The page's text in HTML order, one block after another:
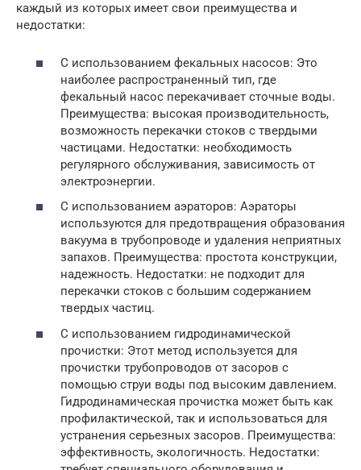
каждый из которых имеет свои преимущества и
недостатки:
С использованием фекальных насосов: Это
наиболее распространенный тип, где
фекальный насос перекачивает сточные воды.
Преимущества: высокая производительность,
возможность перекачки стоков с твердыми
частицами. Недостатки: необходимость
регулярного обслуживания, зависимость от
электроэнергии.
С использованием аэраторов: Аэраторы
используются для предотвращения образования
вакуума в трубопроводе и удаления неприятных
запахов. Преимущества: простота конструкции,
надежность. Недостатки: не подходит для
перекачки стоков с большим содержанием
твердых частиц.
С использованием гидродинамической
прочистки: Этот метод используется для
прочистки трубопроводов от засоров с
помощью струи воды под высоким давлением.
Гидродинамическая прочистка может быть как
профилактической, так и использоваться для
устранения серьезных засоров. Преимущества:
эффективность, экологичность. Недостатки: